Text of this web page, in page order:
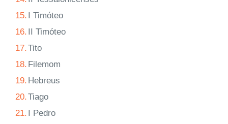
15. I Timóteo
16. II Timóteo
17.Tito
18. Filemom
19. Hebreus
20.Tiago
21. I Pedro